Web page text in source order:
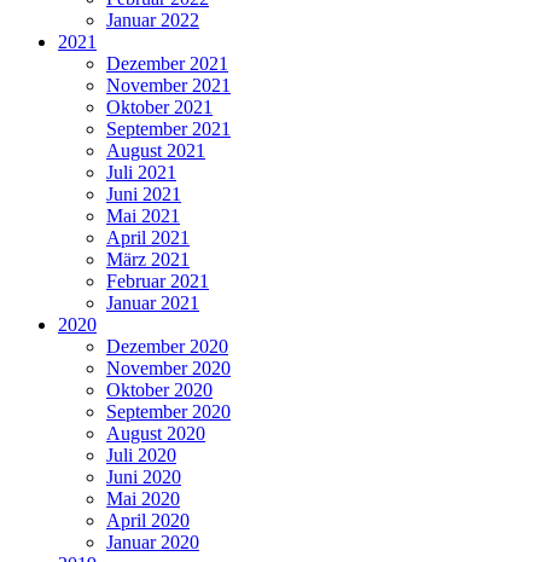
Januar 2022
2021
Dezember 2021
November 2021
Oktober 2021
September 2021
August 2021
Juli 2021
Juni 2021
Mai 2021
April 2021
März 2021
Februar 2021
Januar 2021
2020
Dezember 2020
November 2020
Oktober 2020
September 2020
August 2020
Juli 2020
Juni 2020
Mai 2020
April 2020
Januar 2020